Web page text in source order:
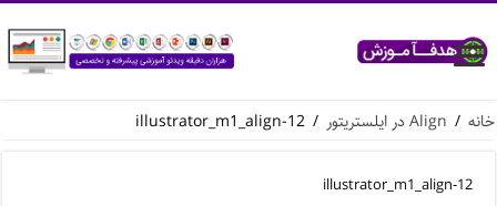
خانه / Align در ایلستریتور /
illustrator_m1_align-12
illustrator_m1_align-12